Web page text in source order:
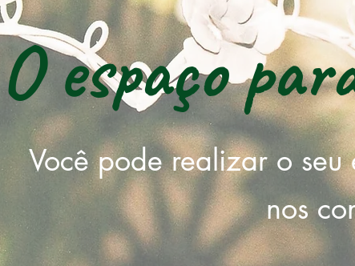
O espaço
Você pode realizar o seu
nos